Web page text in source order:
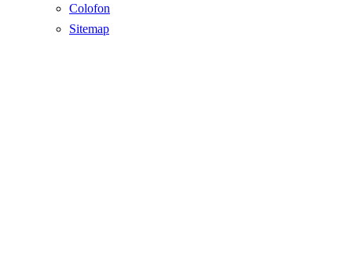
Colofon
Sitemap